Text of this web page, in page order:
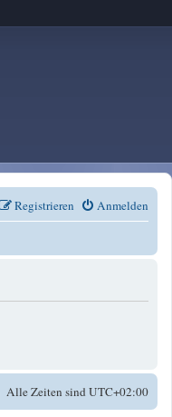
Anmelden
Registrieren
Alle Zeiten sindUTC+02:00